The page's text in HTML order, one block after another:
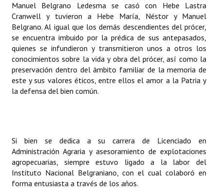
Antiguos Pobladores
Noticias Destacadas
Registros y Distinciones
Datos Históricos
Premio al Mérito - Registro
Periodistas Decanos - Registro
Ciudadano Ilustre - Registro
Banca del Vecino - Registro
Manuel Belgrano Ledesma se casó con Hebe Lastra
Cranwell y tuvieron a Hebe María, Néstor y Manuel
Belgrano. Al igual que los demás descendientes del prócer,
se encuentra imbuido por la prédica de sus antepasados,
quienes se infundieron y transmitieron unos a otros los
conocimientos sobre la vida y obra del prócer, así como la
preservación dentro del ámbito familiar de la memoria de
este y sus valores éticos, entre ellos el amor a la Patria y
la defensa del bien común.
Si bien se dedica a su carrera de Licenciado en
Administración Agraria y asesoramiento de explotaciones
agropecuarias, siempre estuvo ligado a la labor del
Instituto Nacional Belgraniano, con el cual colaboró en
forma entusiasta a través de los años.